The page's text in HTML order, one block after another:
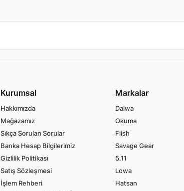
Kurumsal
Hakkımızda
Mağazamız
Sıkça Sorulan Sorular
Banka Hesap Bilgilerimiz
Gizlilik Politikası
Satış Sözleşmesi
İşlem Rehberi
Markalar
Daiwa
Okuma
Fiish
Savage Gear
5.11
Lowa
Hatsan